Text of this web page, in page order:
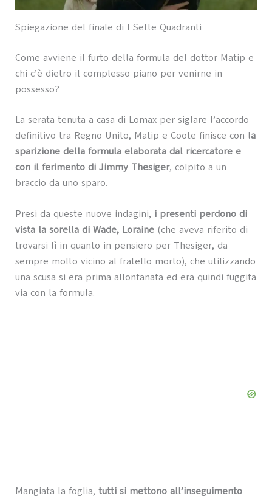
Spiegazione del finale di I Sette Quadranti
Come avviene il furto della formula del dottor Matip e
chi c’è dietro il complesso piano per venirne in
possesso?
La serata tenuta a casa di Lomax per siglare l’accordo
definitivo tra Regno Unito, Matip e Coote finisce con la
sparizione della formula elaborata dal ricercatore e
con il ferimento di Jimmy Thesiger, colpito a un
braccio da uno sparo.
Presi da queste nuove indagini, i presenti perdono di
vista la sorella di Wade, Loraine(che aveva riferito di
trovarsi lì in quanto in pensiero per Thesiger, da
sempre molto vicino al fratello morto), che utilizzando
una scusa si era prima allontanata ed era quindi fuggita
via con la formula.
Mangiata la foglia, tutti si mettono all’inseguimento